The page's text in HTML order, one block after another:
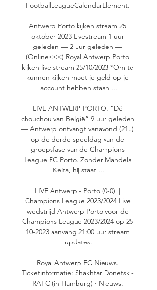
FootballLeagueCalendarElement.
Antwerp Porto kijken stream 25
oktober 2023 Livestream 1 uur
geleden — 2 uur geleden —
(Online<<<) Royal Antwerp Porto
kijken live stream 25/10/2023 *Om te
kunnen kijken moet je geld op je
account hebben staan ...
LIVE ANTWERP-PORTO. “Dé
chouchou van België” 9 uur geleden
— Antwerp ontvangt vanavond (21u)
op de derde speeldag van de
groepsfase van de Champions
League FC Porto. Zonder Mandela
Keita, hij staat ...
LIVE Antwerp - Porto (0-0) ||
Champions League 2023/2024 Live
wedstrijd Antwerp Porto voor de
Champions League 2023/2024 op 25-
10-2023 aanvang 21:00 uur stream
updates.
Royal Antwerp FC Nieuws.
Ticketinformatie: Shakhtar Donetsk -
RAFC (in Hamburg) · Nieuws.